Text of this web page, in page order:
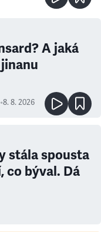
A jaká
•8. 8. 2026
stála spousta
co býval. Dá